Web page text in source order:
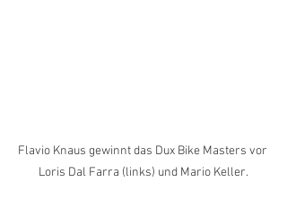
Flavio Knaus gewinnt das Dux Bike Masters vor
Loris Dal Farra (links) und Mario Keller.